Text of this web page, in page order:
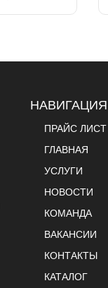
НАВИГАЦИЯ
ПРАЙС ЛИСТ
ГЛАВНАЯ
УСЛУГИ
НОВОСТИ
КОМАНДА
ВАКАНСИИ
КОНТАКТЫ
КАТАЛОГ